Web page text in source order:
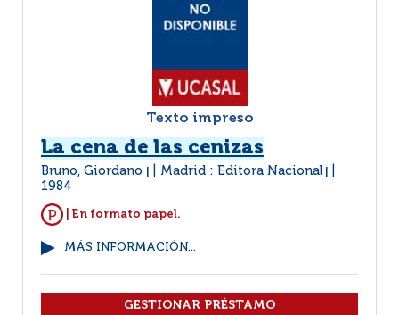
Texto impreso
La cena de las cenizas
Bruno, Giordano Madrid : Editora Nacional
1984
| En formato papel.
MÁS INFORMACIÓN...